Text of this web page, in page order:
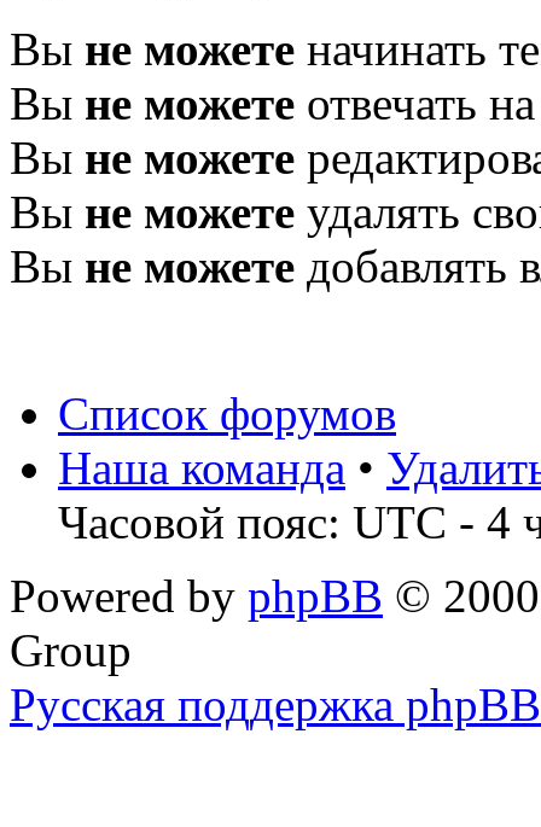
Вы не можете начинать
Вы не можете отвечать
Вы не можете
Вы не можете удалять
Вы не можете добавлять
Список форумов
Наша команда •
Часовой пояс: UTC - 4
Powered by phpBB ©
Group
Русская поддержка phpBB